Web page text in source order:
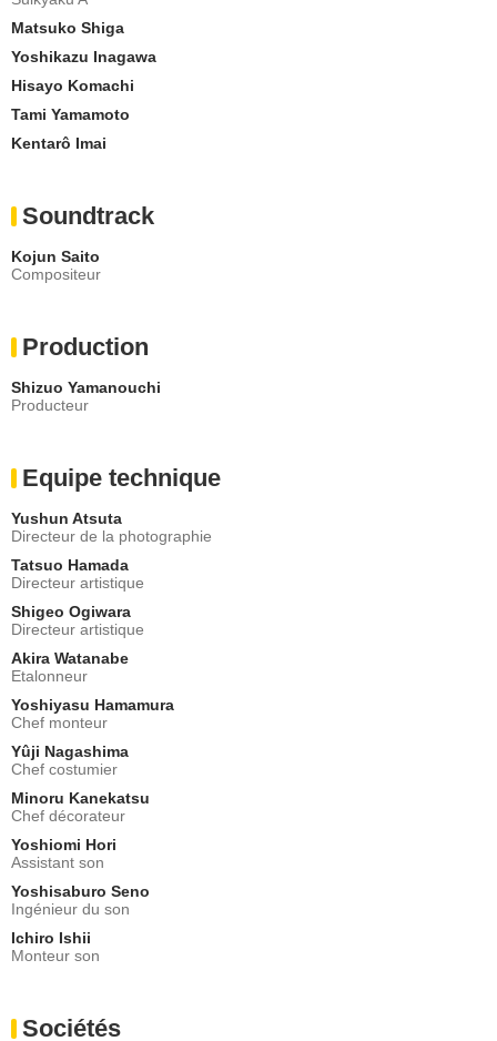
Matsuko Shiga
Yoshikazu Inagawa
Hisayo Komachi
Tami Yamamoto
Kentarô Imai
Soundtrack
Kojun Saito
Compositeur
Production
Shizuo Yamanouchi
Producteur
Equipe technique
Yushun Atsuta
Directeur de la photographie
Tatsuo Hamada
Directeur artistique
Shigeo Ogiwara
Directeur artistique
Akira Watanabe
Etalonneur
Yoshiyasu Hamamura
Chef monteur
Yûji Nagashima
Chef costumier
Minoru Kanekatsu
Chef décorateur
Yoshiomi Hori
Assistant son
Yoshisaburo Seno
Ingénieur du son
Ichiro Ishii
Monteur son
Sociétés